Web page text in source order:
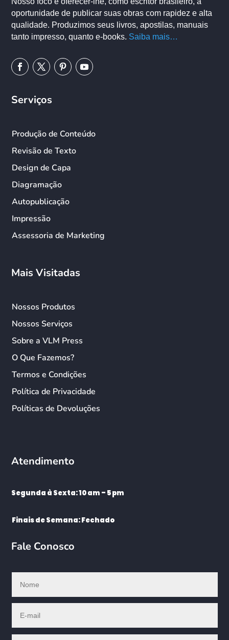
oportunidade de publicar suas obras com rapidez e alta
qualidade. Produzimos seus livros, apostilas, manuais
tanto impresso, quanto e-books. Saiba mais…
Serviços
Produção de Conteúdo
Revisão de Texto
Design de Capa
Diagramação
Autopublicação
Impressão
Assessoria de Marketing
Mais Visitadas
Nossos Produtos
Nossos Serviços
Sobre a VLM Press
O Que Fazemos?
Termos e Condições
Política de Privacidade
Políticas de Devoluções
Atendimento
Segunda à Sexta: 10 am – 5 pm
Finais de Semana: Fechado
Fale Conosco